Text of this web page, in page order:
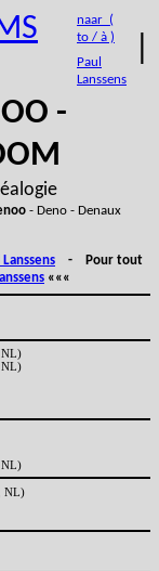
naar (
to / à )
Paul
Lanssens
-
- Deno - Denaux
- Pour tout
«««
NL)
NL)
NL)
NL)